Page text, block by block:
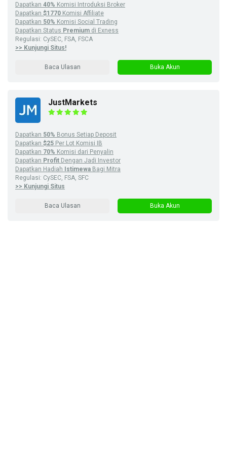
Dapatkan 40% Komisi Introduksi Broker
Dapatkan $1770 Komisi Affiliate
Dapatkan 50% Komisi Social Trading
Dapatkan Status Premium di Exness
Regulasi: CySEC, FSA, FSCA
>> Kunjungi Situs!
Baca Ulasan Buka Akun
JustMarkets
Dapatkan 50% Bonus Setiap Deposit
Dapatkan $25 Per Lot Komisi IB
Dapatkan 70% Komisi dari Penyalin
Dapatkan Profit Dengan Jadi Investor
Dapatkan Hadiah Istimewa Bagi Mitra
Regulasi: CySEC, FSA, SFC
>> Kunjungi Situs
Baca Ulasan Buka Akun